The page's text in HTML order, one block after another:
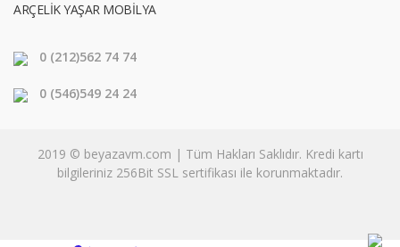
ARÇELİK YAŞAR MOBİLYA
0 (212)562 74 74
0 (546)549 24 24
2019 © beyazavm.com | Tüm Hakları Saklıdır. Kredi kartı
bilgileriniz 256Bit SSL sertifikası ile korunmaktadır.